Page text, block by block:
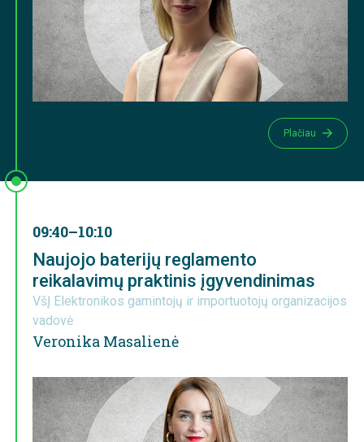
Plačiau
09:40–10:10
Naujojo baterijų reglamento
reikalavimų praktinis įgyvendinimas
VšĮ Elektronikos gamintojų ir importuotojų organizacijos
vadovė
Veronika Masalienė